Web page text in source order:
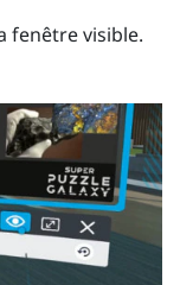
fenêtre visible.